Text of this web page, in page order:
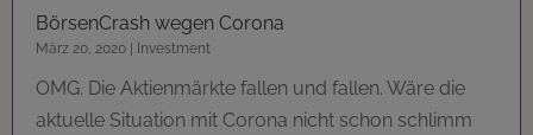
BörsenCrash wegen Corona
März 20, 2020 Investment
OMG. Die Aktienmärkte fallen und fallen. Wäre die
aktuelle Situation mit Corona nicht schon schlimm